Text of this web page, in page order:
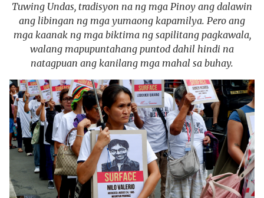
Tuwing Undas, tradisyon na ng mga Pinoy ang dalawin
ang libingan ng mga yumaong kapamilya. Pero ang
mga kaanak ng mga biktima ng sapilitang pagkawala,
walang mapupuntahang puntod dahil hindi na
natagpuan ang kanilang mga mahal sa buhay.